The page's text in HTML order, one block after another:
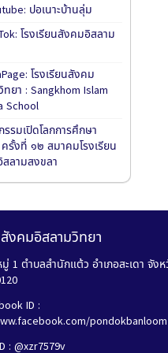
ปอเนาะบ้านลุ่ม
โรงเรียนสังคมอิสลาม
โรงเรียนสังคม
ยา : Sangkhom Islam
School
รรมเปิดโลกการศึกษา
รั้งที่ ๑๒ สมาคมโรงเรียน
สลามสงขลา
งคมอิสลามวิทยา
1 ตำบลสำนักแต้ว อำเภอสะเดา จัง
ID :
pondokbanloom
: @xzr7579v